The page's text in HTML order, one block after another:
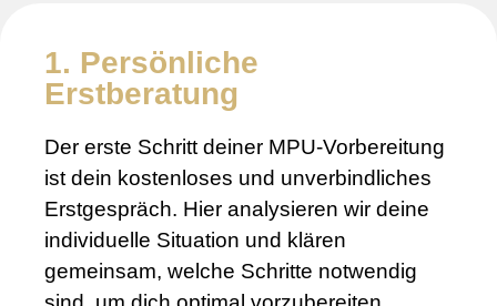
1. Persönliche
Erstberatung
Der erste Schritt deiner MPU-Vorbereitung
ist dein kostenloses und unverbindliches
Erstgespräch. Hier analysieren wir deine
individuelle Situation und klären
gemeinsam, welche Schritte notwendig